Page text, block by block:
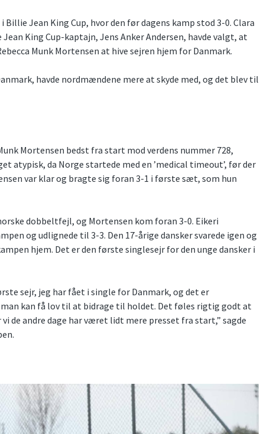
Jean King Cup, hvor den før dagens kamp stod 3-0. Clara
Jean King Cup-kaptajn, Jens Anker Andersen, havde valgt, at
Munk Mortensen at hive sejren hjem for Danmark.
havde nordmændene mere at skyde med, og det blev til
Mortensen bedst fra start mod verdens nummer 728,
atypisk, da Norge startede med en ’medical timeout’, før der
var klar og bragte sig foran 3-1 i første sæt, som hun
dobbeltfejl, og Mortensen kom foran 3-0. Eikeri
og udlignede til 3-3. Den 17-årige dansker svarede igen og
hjem. Det er den første singlesejr for den unge dansker i
sejr, jeg har fået i single for Danmark, og det er
kan få lov til at bidrage til holdet. Det føles rigtig godt at
de andre dage har været lidt mere presset fra start,” sagde